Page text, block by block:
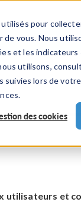
pour
vous. Nous
et les
utilisons,
lors de
des cookies
utilisateurs et